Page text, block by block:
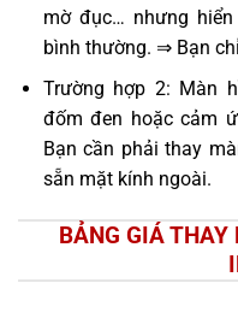
mờ đục… nhưng
bình thường. ⇒ Bạn
Trường hợp 2: Màn
đốm đen hoặc cảm
Bạn cần phải thay
sẵn mặt kính ngoài.
BẢNG GIÁ THAY